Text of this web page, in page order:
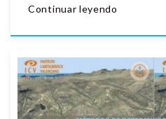
Continuar leyendo